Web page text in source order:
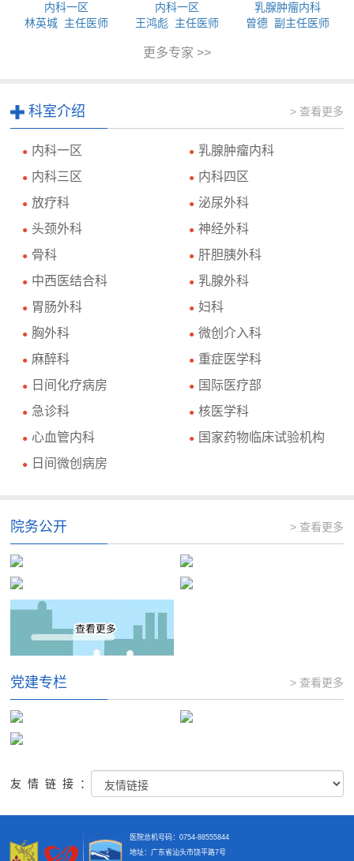
内科一区
林英城 主任医师
内科一区
王鸿彪 主任医师
乳腺肿瘤内科
曾德 副主任医师
更多专家 >>
科室介绍 > 查看更多
● 内科一区 ● 乳腺肿瘤内科
● 内科三区 ● 内科四区
● 放疗科 ● 泌尿外科
● 头颈外科 ● 神经外科
● 骨科 ● 肝胆胰外科
● 中西医结合科 ● 乳腺外科
● 胃肠外科 ● 妇科
● 胸外科 ● 微创介入科
● 麻醉科 ● 重症医学科
● 日间化疗病房 ● 国际医疗部
● 急诊科 ● 核医学科
● 心血管内科 ● 国家药物临床试验机构
● 日间微创病房
院务公开 > 查看更多
党建专栏 > 查看更多
友情链接：
医院总机号码：0754-88555844
地址：广东省汕头市饶平路7号